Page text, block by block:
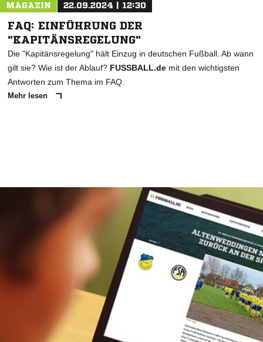
MAGAZIN 22.09.2024 | 12:30
FAQ: EINFÜHRUNG DER
"KAPITÄNSREGELUNG"
Die "Kapitänsregelung" hält Einzug in deutschen Fußball. Ab wann
gilt sie? Wie ist der Ablauf? FUSSBALL.de mit den wichtigsten
Antworten zum Thema im FAQ.
Mehr lesen